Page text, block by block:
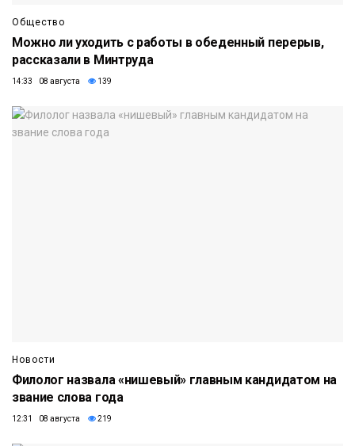
Общество
Можно ли уходить с работы в обеденный перерыв,
рассказали в Минтруда
14:33 08 августа 139
Новости
Филолог назвала «нишевый» главным кандидатом на
звание слова года
12:31 08 августа 219